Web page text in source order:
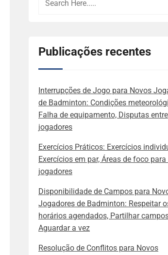
Publicações recentes
Interrupções de Jogo para Novos
de Badminton: Condições
Falha de equipamento, Disputas entre
jogadores
Exercícios Práticos: Exercícios
Exercícios em par, Áreas de foco
jogadores
Disponibilidade de Campos para
Jogadores de Badminton: Respeitar
horários agendados, Partilhar
Aguardar a vez
Resolução de Conflitos para Novos